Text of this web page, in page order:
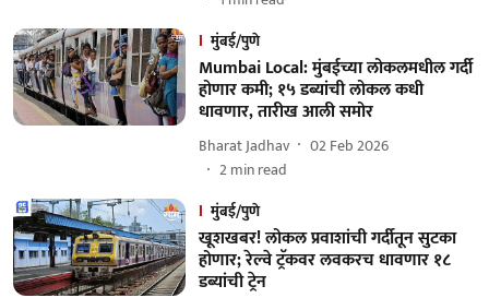
मुंबई/पुणे
Mumbai Local: मुंबईच्या लोकलमधील गर्दी
होणार कमी; १५ डब्यांची लोकल कधी
धावणार, तारीख आली समोर
Bharat Jadhav
02 Feb 2026
2min read
मुंबई/पुणे
खूशखबर! लोकल प्रवाशांची गर्दीतून सुटका
होणार; रेल्वे ट्रॅकवर लवकरच धावणार १८
डब्यांची ट्रेन